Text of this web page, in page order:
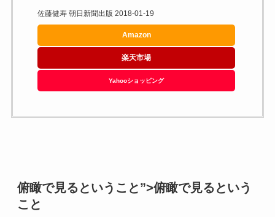
佐藤健寿 朝日新聞出版 2018-01-19
Amazon
楽天市場
Yahooショッピング
俯瞰で見るということ”>俯瞰で見るという
こと